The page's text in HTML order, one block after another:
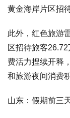
黄金海岸片区招
此外，红色旅游
区招待旅客
费活力捏续开释
和旅游夜间消费
山东：假期前三